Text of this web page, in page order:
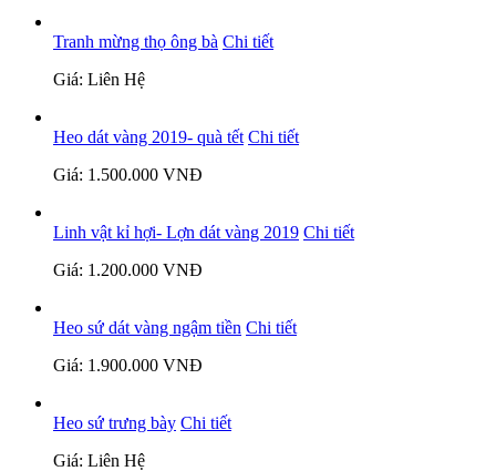
Tranh mừng thọ ông bà Chi tiết
Giá: Liên Hệ
Heo dát vàng 2019- quà tết Chi tiết
Giá: 1.500.000 VNĐ
Linh vật kỉ hợi- Lợn dát vàng 2019 Chi tiết
Giá: 1.200.000 VNĐ
Heo sứ dát vàng ngậm tiền Chi tiết
Giá: 1.900.000 VNĐ
Heo sứ trưng bày Chi tiết
Giá: Liên Hệ